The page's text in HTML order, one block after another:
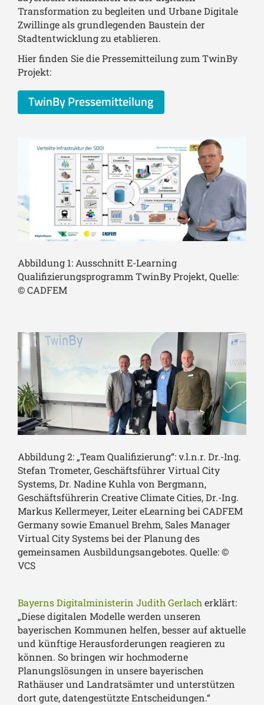
Transformation zu begleiten und Urbane Digitale
Zwillinge als grundlegenden Baustein der
Stadtentwicklung zu etablieren.
Hier finden Sie die Pressemitteilung zum TwinBy
Projekt:
TwinBy Pressemitteilung
Abbildung 1: Ausschnitt E-Learning
Qualifizierungsprogramm TwinBy Projekt, Quelle:
© CADFEM
Abbildung 2: „Team Qualifizierung“: v.l.n.r. Dr.-Ing.
Stefan Trometer, Geschäftsführer Virtual City
Systems, Dr. Nadine Kuhla von Bergmann,
Geschäftsführerin Creative Climate Cities, Dr.-Ing.
Markus Kellermeyer, Leiter eLearning bei CADFEM
Germany sowie Emanuel Brehm, Sales Manager
Virtual City Systems bei der Planung des
gemeinsamen Ausbildungsangebotes. Quelle: ©
VCS
Bayerns Digitalministerin Judith Gerlacherklärt:
„Diese digitalen Modelle werden unseren
bayerischen Kommunen helfen, besser auf aktuelle
und künftige Herausforderungen reagieren zu
können. So bringen wir hochmoderne
Planungslösungen in unsere bayerischen
Rathäuser und Landratsämter und unterstützen
dort gute, datengestützte Entscheidungen.“